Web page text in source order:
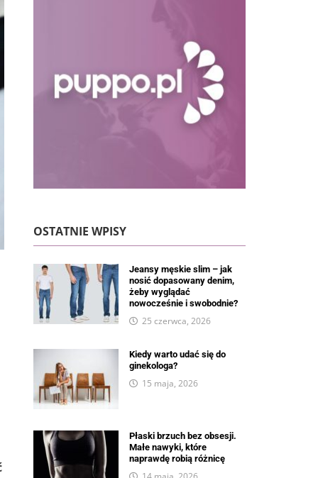
OSTATNIE WPISY
Jeansy męskie slim – jak
nosić dopasowany denim,
żeby wyglądać
nowocześnie i swobodnie?
25 czerwca, 2026
Kiedy warto udać się do
ginekologa?
15 maja, 2026
Płaski brzuch bez obsesji.
Małe nawyki, które
naprawdę robią różnicę